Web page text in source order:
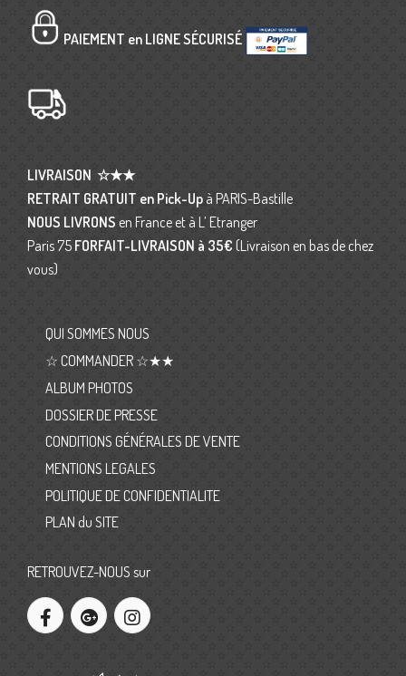
PAIEMENT en LIGNE SÉCURISÉ
LIVRAISON ☆★★
RETRAIT GRATUIT en Pick-Up à PARIS-Bastille
NOUS LIVRONS en France et à L’ Etranger
Paris 75 FORFAIT-LIVRAISON à 35€ (Livraison en bas de chez
vous)
QUI SOMMES NOUS
☆ COMMANDER ☆★★
ALBUM PHOTOS
DOSSIER DE PRESSE
CONDITIONS GÉNÉRALES DE VENTE
MENTIONS LEGALES
POLITIQUE DE CONFIDENTIALITE
PLAN du SITE
RETROUVEZ-NOUS sur